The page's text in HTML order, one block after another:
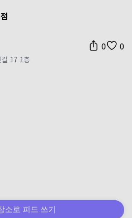
0 0
17 1층
소로 피드 쓰기